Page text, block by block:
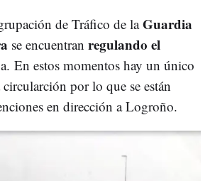
de Tráfico de laGuardia
se encuentran regulando el
En estos momentos hay un único
por lo que se están
en dirección a Logroño.